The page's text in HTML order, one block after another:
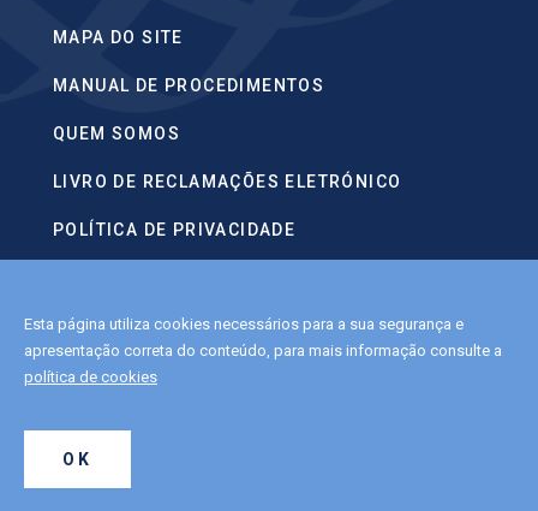
Esta página utiliza cookies necessários para a sua segurança e
apresentação correta do conteúdo, para mais informação consulte a
política de cookies
OK
MAPA DO SITE
MANUAL DE PROCEDIMENTOS
QUEM SOMOS
LIVRO DE RECLAMAÇÕES ELETRÓNICO
POLÍTICA DE PRIVACIDADE
POLÍTICA DE COOKIES